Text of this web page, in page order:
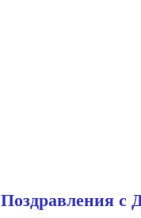
Поздравления с